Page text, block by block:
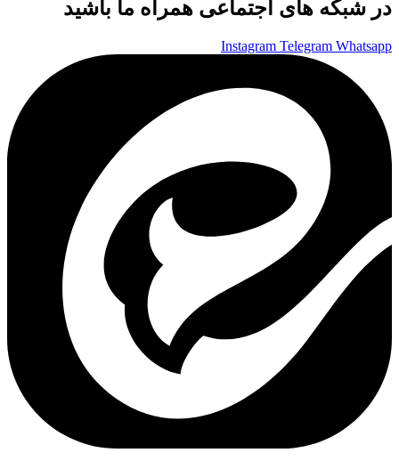
در شبکه های اجتماعی همراه ما باشید
Instagram Telegram Whatsapp